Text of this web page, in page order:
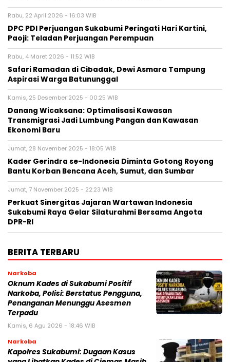
Rabu, 22 April 2026 - 16:03 WIB
DPC PDI Perjuangan Sukabumi Peringati Hari Kartini,
Paoji: Teladan Perjuangan Perempuan
Rabu, 4 Maret 2026 - 11:52 WIB
‎Safari Ramadan di Cibadak, Dewi Asmara Tampung
Aspirasi Warga Batununggal‎
Kamis, 25 Desember 2025 - 00:25 WIB
Danang Wicaksana: Optimalisasi Kawasan
Transmigrasi Jadi Lumbung Pangan dan Kawasan
Ekonomi Baru
Jumat, 28 November 2025 - 18:05 WIB
Kader Gerindra se-Indonesia Diminta Gotong Royong
Bantu Korban Bencana Aceh, Sumut, dan Sumbar
Jumat, 7 November 2025 - 22:23 WIB
Perkuat Sinergitas Jajaran Wartawan Indonesia
Sukabumi Raya Gelar Silaturahmi Bersama Angota
DPR-RI
BERITA TERBARU
Narkoba
Oknum Kades di Sukabumi Positif
Narkoba, Polisi: Berstatus Pengguna,
Penanganan Menunggu Asesmen
Terpadu
Kamis, 6 Agu 2026 - 18:46 WIB
Narkoba
Kapolres Sukabumi: Dugaan Kasus